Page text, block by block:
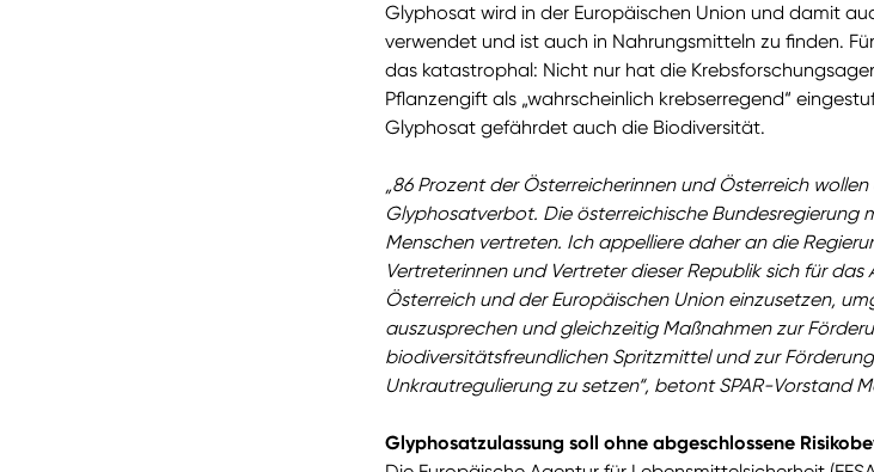
Glyphosat wird in der Europäischen Union und damit
verwendet und ist auch in Nahrungsmitteln zu finden.
das katastrophal: Nicht nur hat die
Pflanzengift als „wahrscheinlich krebserregend“
Glyphosat gefährdet auch die Biodiversität.
„86 Prozent der Österreicherinnen und Österreich wollen
Glyphosatverbot. Die österreichische Bundesregierung
Menschen vertreten. Ich appelliere daher an die
Vertreterinnen und Vertreter dieser Republik sich für das
Österreich und der Europäischen Union einzusetzen,
auszusprechen und gleichzeitig Maßnahmen zur
biodiversitätsfreundlichen Spritzmittel und zur
Unkrautregulierung zu setzen“, betont SPAR-Vorstand
Glyphosatzulassung soll ohne abgeschlossene